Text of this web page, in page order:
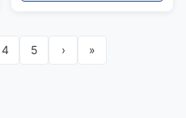
4 5 › »